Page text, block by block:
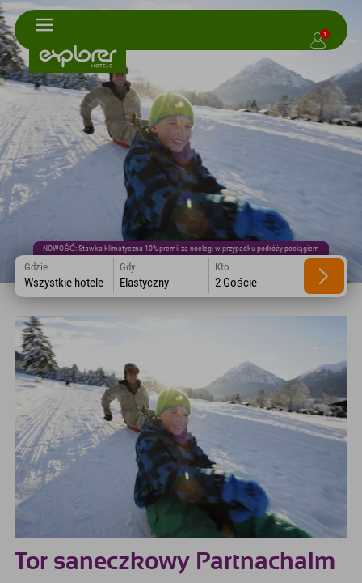
1
NOWOŚĆ: Stawka klimatyczna 10% premii za noclegi w przypadku podróży pociągiem
Gdzie
Wszystkie hotele
Gdy
Elastyczny
Kto
2 Goście
Tor saneczkowy Partnachalm